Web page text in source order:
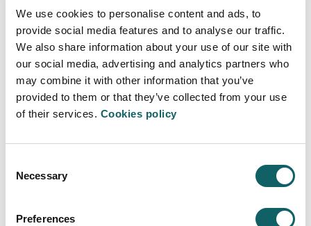
We use cookies to personalise content and ads, to
provide social media features and to analyse our traffic.
We also share information about your use of our site with
our social media, advertising and analytics partners who
may combine it with other information that you’ve
provided to them or that they’ve collected from your use
of their services. Cookies policy
Selection
Necessary
Preferences
ERANTZUNA
Hola,
En estos casos hay que llevar a cabo un
proceso algo complejo para explicarlo aquí por
escrito.
Poneos en contacto con la Facultad de
correo jrbiain@mondragon.edu (Joxerra Biain)